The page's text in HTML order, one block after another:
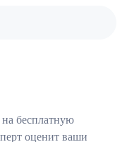
на бесплатную
оценит ваши